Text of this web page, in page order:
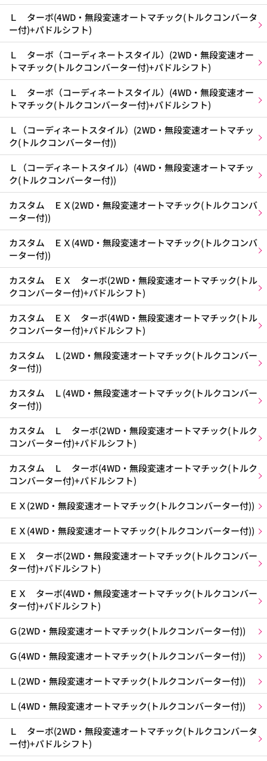
Ｌ ターボ(4WD・無段変速オートマチック(トルクコンバータ
ー付)+パドルシフト)
Ｌ ターボ（コーディネートスタイル）(2WD・無段変速オー
トマチック(トルクコンバーター付)+パドルシフト)
Ｌ ターボ（コーディネートスタイル）(4WD・無段変速オー
トマチック(トルクコンバーター付)+パドルシフト)
Ｌ（コーディネートスタイル）(2WD・無段変速オートマチッ
ク(トルクコンバーター付))
Ｌ（コーディネートスタイル）(4WD・無段変速オートマチッ
ク(トルクコンバーター付))
カスタム ＥＸ(2WD・無段変速オートマチック(トルクコンバ
ーター付))
カスタム ＥＸ(4WD・無段変速オートマチック(トルクコンバ
ーター付))
カスタム ＥＸ ターボ(2WD・無段変速オートマチック(トル
クコンバーター付)+パドルシフト)
カスタム ＥＸ ターボ(4WD・無段変速オートマチック(トル
クコンバーター付)+パドルシフト)
カスタム Ｌ(2WD・無段変速オートマチック(トルクコンバー
ター付))
カスタム Ｌ(4WD・無段変速オートマチック(トルクコンバー
ター付))
カスタム Ｌ ターボ(2WD・無段変速オートマチック(トルク
コンバーター付)+パドルシフト)
カスタム Ｌ ターボ(4WD・無段変速オートマチック(トルク
コンバーター付)+パドルシフト)
ＥＸ(2WD・無段変速オートマチック(トルクコンバーター付))
ＥＸ(4WD・無段変速オートマチック(トルクコンバーター付))
ＥＸ ターボ(2WD・無段変速オートマチック(トルクコンバー
ター付)+パドルシフト)
ＥＸ ターボ(4WD・無段変速オートマチック(トルクコンバー
ター付)+パドルシフト)
Ｇ(2WD・無段変速オートマチック(トルクコンバーター付))
Ｇ(4WD・無段変速オートマチック(トルクコンバーター付))
Ｌ(2WD・無段変速オートマチック(トルクコンバーター付))
Ｌ(4WD・無段変速オートマチック(トルクコンバーター付))
Ｌ ターボ(2WD・無段変速オートマチック(トルクコンバータ
ー付)+パドルシフト)